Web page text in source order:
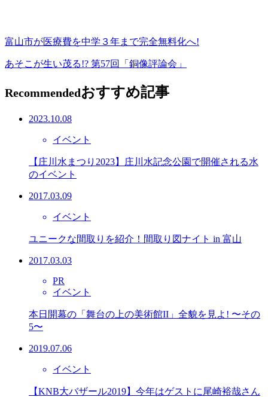
富山市が医療費を中学３年まで完全無料化へ!
あそこが生い茂る!? 第57回「銅像評論会」
Recommendedおすすめ記事
2023.10.08
イベント
【庄川水まつり2023】庄川水記念公園で開催される水
のイベント
2017.03.09
イベント
ユニークな間取りを紹介！間取り図ナイト in 富山
2017.03.03
PR
イベント
本日開幕の「舞台の上の美術館II」全貌を見よ! 〜その
5〜
2019.07.06
イベント
【KNB大バザール2019】今年はゲストに尾崎裕哉さん